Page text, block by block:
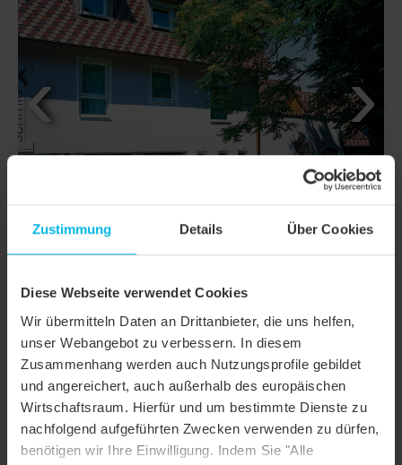
Zustimmung Details Über Cookies
Diese Webseite verwendet Cookies
Wir übermitteln Daten an Drittanbieter, die uns helfen,
unser Webangebot zu verbessern. In diesem
Zusammenhang werden auch Nutzungsprofile gebildet
und angereichert, auch außerhalb des europäischen
Wirtschaftsraum. Hierfür und um bestimmte Dienste zu
nachfolgend aufgeführten Zwecken verwenden zu dürfen,
benötigen wir Ihre Einwilligung. Indem Sie "Alle
DETAILS
MODELL PROFIL RILLENBIBER RUNDSCHNITT
Produktfamilie Biberschwanzziegel PROFIL
Produktgruppe Dachziegel